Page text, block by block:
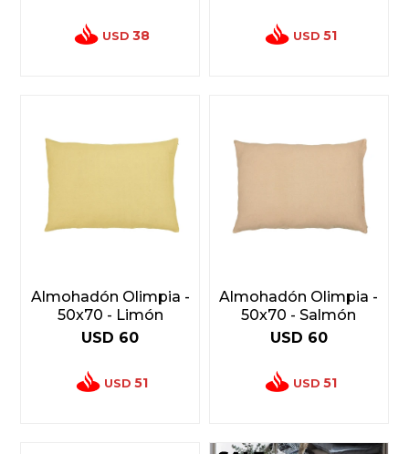
USD 38 USD 51
Almohadón Olimpia -
50x70 - Limón
USD 60
USD 51
Almohadón Olimpia -
50x70 - Salmón
USD 60
USD 51